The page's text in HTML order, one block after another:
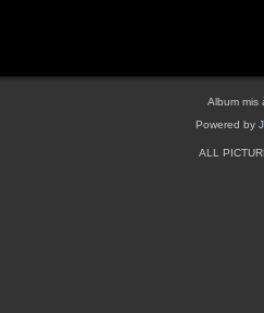
Album mis
Powered by
ALL